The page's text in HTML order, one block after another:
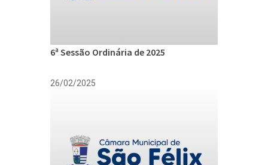
6ª Sessão Ordinária de 2025
26/02/2025